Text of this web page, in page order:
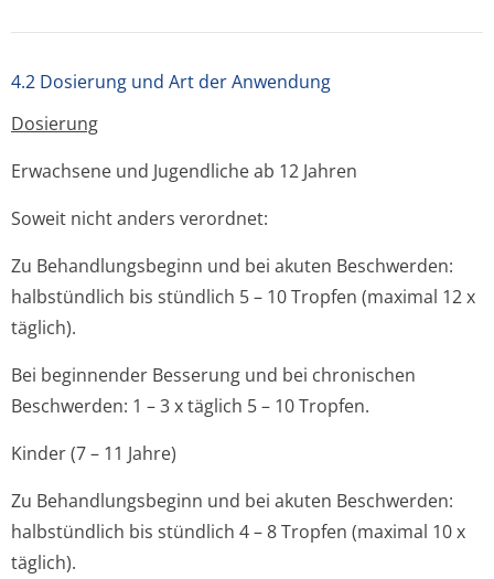
4.2 Dosierung und Art der Anwendung
Dosierung
Erwachsene und Jugendliche ab 12 Jahren
Soweit nicht anders verordnet:
Zu Behandlungsbeginn und bei akuten Beschwerden:
halbstündlich bis stündlich 5 – 10 Tropfen (maximal 12 x
täglich).
Bei beginnender Besserung und bei chronischen
Beschwerden: 1 – 3 x täglich 5 – 10 Tropfen.
Kinder (7 – 11 Jahre)
Zu Behandlungsbeginn und bei akuten Beschwerden:
halbstündlich bis stündlich 4 – 8 Tropfen (maximal 10 x
täglich).